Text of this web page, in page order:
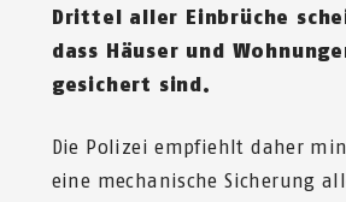
Drittel aller Einbrüche
dass Häuser und
gesichert sind.
Die Polizei empfiehlt daher
eine mechanische Sicherung